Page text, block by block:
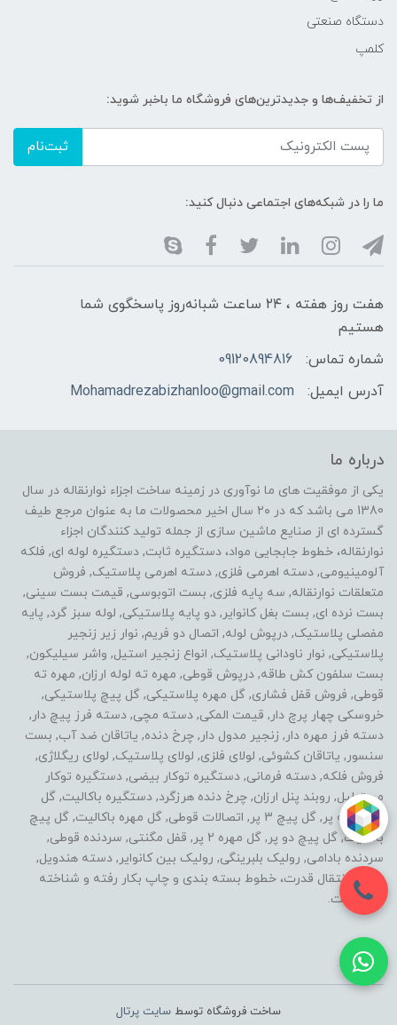
دستگاه صنعتی
کلمپ
از تخفیف‌ها و جدیدترین‌های فروشگاه ما باخبر شوید:
ثبت‌نام
ما را در شبکه‌های اجتماعی دنبال کنید:
هفت روز هفته ، ۲۴ ساعت شبانه‌روز پاسخگوی شما
هستیم
شماره تماس:
09120894816
آدرس ایمیل:
Mohamadrezabizhanloo@gmail.com
درباره ما
یکی از موفقیت های ما نوآوری در زمینه ساخت اجزاء نوارنقاله در سال
1380 می باشد که در ۲۰ سال اخیر محصولات ما به عنوان مرجع طیف
گسترده ای از صنایع ماشین سازی از جمله تولید کنندگان اجزاء
نوارنقاله، خطوط جابجایی مواد، دستگیره ثابت, دستگیره لوله ای, فلکه
آلومینیومی, دسته اهرمی فلزی, دسته اهرمی پلاستیک, فروش
متعلقات نوارنقاله, سه پایه فلزی, بست اتوبوسی, قیمت بست سینی,
بست نرده ای, بست بغل کانوایر, دو پایه پلاستیکی, لوله سبز گرد, پایه
مفصلی پلاستیک, درپوش لوله, اتصال دو فریم, نوار زیر زنجیر
پلاستیکی, نوار ناودانی پلاستیک, انواع زنجیر استیل, واشر سیلیکون,
بست سلفون کش طاقه, درپوش قوطی, مهره ته لوله ارزان, مهره ته
قوطی, فروش قفل فشاری, گل مهره پلاستیکی, گل پیچ پلاستیکی,
خروسکی چهار پرچ دار, قیمت المکی, دسته مچی, دسته فرز پیچ دار,
دسته فرز مهره دار, زنجیر مدول دار, چرخ دنده, یاتاقان ضد آب, بست
سنسور, یاتاقان کشوئی, لولای فلزی, لولای پلاستیک, لولای ریگلاژی,
فروش فلکه, دسته فرمانی, دستگیره توکار بیضی, دستگیره توکار
مستطیل, روبند پنل ارزان, چرخ دنده هرزگرد, دستگیره باکالیت, گل
مهره سه پر, گل پیچ 3 پر, اتصالات قوطی, گل مهره باکالیت, گل پیچ
باکالیت, گل پیچ دو پر, گل مهره 2 پر, قفل مگنتی, سردنده قوطی,
سردنده بادامی, رولیک بلبرینگی, رولیک بین کانوایر, دسته هندویل,
خطوط انتقال قدرت، خطوط بسته بندی و چاپ بکار رفته و شناخته
شده است.
ساخت فروشگاه توسط سایت پرتال